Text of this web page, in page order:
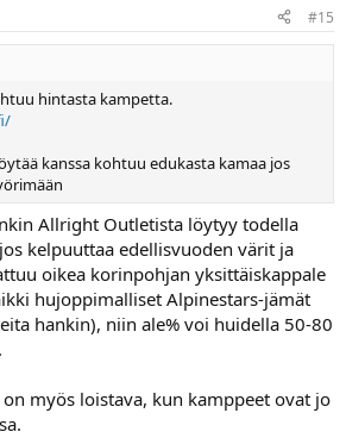
#15
hintasta kampetta.
kanssa kohtuu edukasta kamaa jos
Allright Outletista löytyy todella
kelpuuttaa edellisvuoden värit ja
oikea korinpohjan yksittäiskappale
hujoppimalliset Alpinestars-jämät
hankin), niin ale% voi huidella 50-80
on myös loistava, kun kamppeet ovat jo